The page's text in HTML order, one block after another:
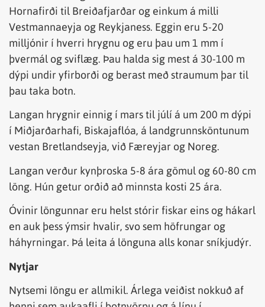
Hornafirði til Breiðafjarðar og einkum á milli
Vestmannaeyja og Reykjaness. Eggin eru 5-20
milljónir í hverri hrygnu og eru þau um 1 mm í
þvermál og sviflæg. Þau halda sig mest á 30-100 m
dýpi undir yfirborði og berast með straumum þar til
þau taka botn.
Langan hrygnir einnig í mars til júlí á um 200 m dýpi
í Miðjarðarhafi, Biskajaflóa, á landgrunnsköntunum
vestan Bretlandseyja, við Færeyjar og Noreg.
Langan verður kynþroska 5-8 ára gömul og 60-80 cm
löng. Hún getur orðið að minnsta kosti 25 ára.
Óvinir löngunnar eru helst stórir fiskar eins og hákarl
en auk þess ýmsir hvalir, svo sem höfrungar og
háhyrningar. Þá leita á lönguna alls konar sníkjudýr.
Nytjar
Nytsemi Iöngu er allmikil. Árlega veiðist nokkuð af